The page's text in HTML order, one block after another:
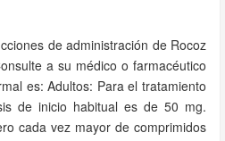
de administración de Rocoz
a su médico o farmacéutico
es: Adultos: Para el tratamiento
de inicio habitual es de 50 mg.
cada vez mayor de comprimidos